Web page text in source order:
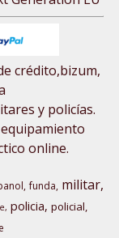
crédito,bizum,
y policías.
online.
funda militar
policia policial